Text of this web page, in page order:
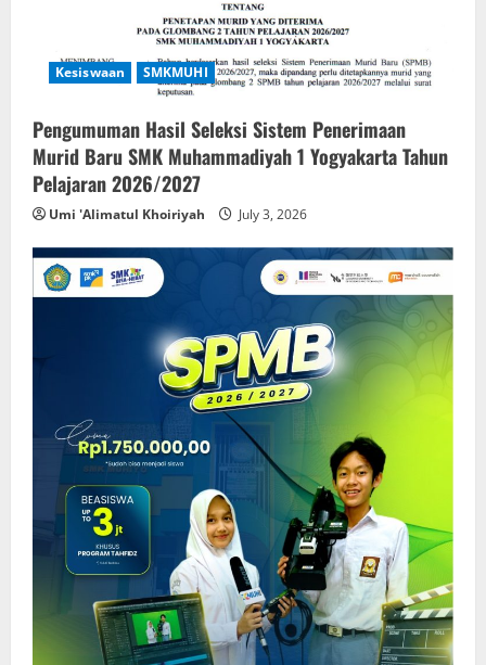
Kesiswaan SMKMUHI
Pengumuman Hasil Seleksi Sistem Penerimaan
Murid Baru SMK Muhammadiyah 1 Yogyakarta Tahun
Pelajaran 2026/2027
Umi 'Alimatul Khoiriyah July 3, 2026